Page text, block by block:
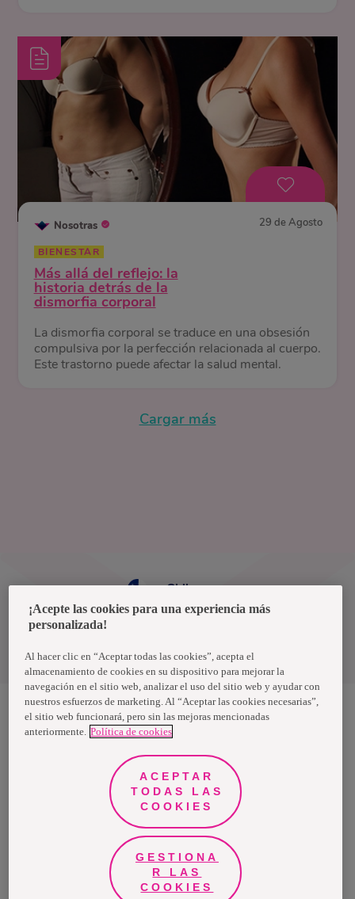
Nosotras 29 de Agosto
BIENESTAR
Más allá del reflejo: la
historia detrás de la
dismorfia corporal
La dismorfia corporal se traduce en una obsesión
compulsiva por la perfección relacionada al cuerpo.
Este trastorno puede afectar la salud mental.
Cargar más
Términos y condiciones
Chile
Nosotras, una marca de Essity - una compañía global líder en
mundo, utilizan nuestros productos, servicios y soluciones. Nuestro
propósito es romper barreras por el bienestar en beneficio de
consumidores, pacientes, cuidadores, clientes y la sociedad en
general. Vendemos en aproximadamente 150 países bajo las
principales marcas globales TENA y Tork, así como otras marcas
como Actimove, Cutimed, JOBST, Knix, Leukoplast, Libero, Libresse,
Lotus, Modibodi, Nosotras, Saba, Tempo, TOM Organic y Zewa. En
2024, Essity tuvo ventas de aproximadamente 13 mil millones de
euros y empleó a 36,000 personas. La sede de la compañía está
ubicada en Estocolmo, Suecia, y Essity cotiza en Nasdaq Estocolmo.
Más información en www.essity.com.
¡Acepte las cookies para una experiencia más
personalizada!
Al hacer clic en “Aceptar todas las cookies”, acepta el
almacenamiento de cookies en su dispositivo para mejorar la
navegación en el sitio web, analizar el uso del sitio web y ayudar con
nuestros esfuerzos de marketing. Al “Aceptar las cookies necesarias”,
el sitio web funcionará, pero sin las mejoras mencionadas
anteriormente. Política de cookies
ACEPTAR
TODAS LAS
COOKIES
GESTIONA
R LAS
COOKIES